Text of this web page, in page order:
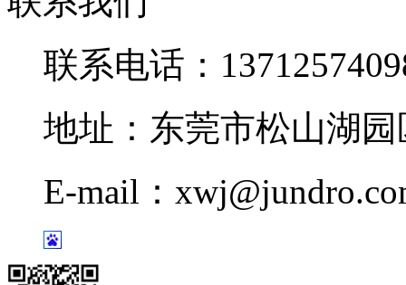
联系电话：
地址：东莞市松山湖
E-mail：